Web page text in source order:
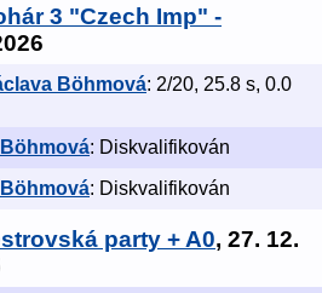
3 "Czech Imp" -
Böhmová: 2/20, 25.8 s, 0.0
: Diskvalifikován
: Diskvalifikován
party + A0, 27. 12.